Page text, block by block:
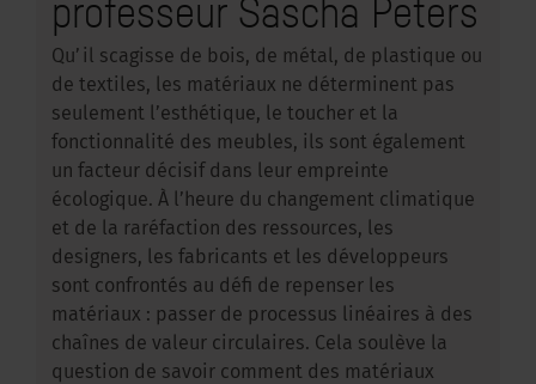
professeur Sascha Peters
Qu’il scagisse de bois, de métal, de plastique ou
de textiles, les matériaux ne déterminent pas
seulement l’esthétique, le toucher et la
fonctionnalité des meubles, ils sont également
un facteur décisif dans leur empreinte
écologique. À l’heure du changement climatique
et de la raréfaction des ressources, les
designers, les fabricants et les développeurs
sont confrontés au défi de repenser les
matériaux : passer de processus linéaires à des
chaînes de valeur circulaires. Cela soulève la
question de savoir comment des matériaux